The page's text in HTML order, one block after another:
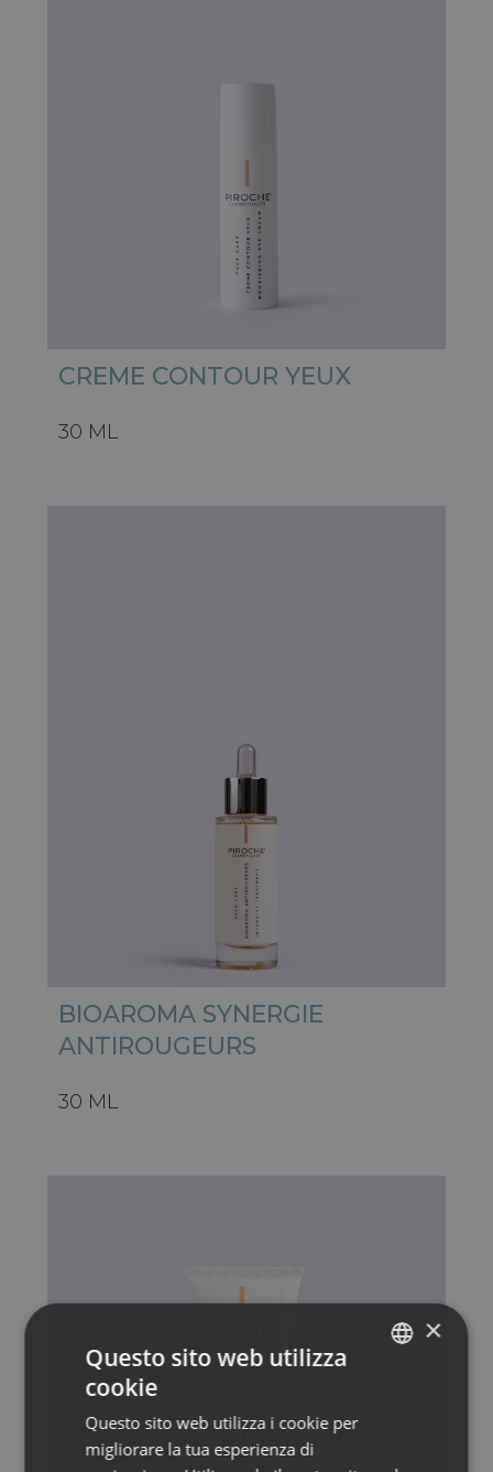
CREME CONTOUR YEUX
30 ML
BIOAROMA SYNERGIE
ANTIROUGEURS
30 ML
×
Questo sito web utilizza
cookie
Questo sito web utilizza i cookie per
migliorare la tua esperienza di